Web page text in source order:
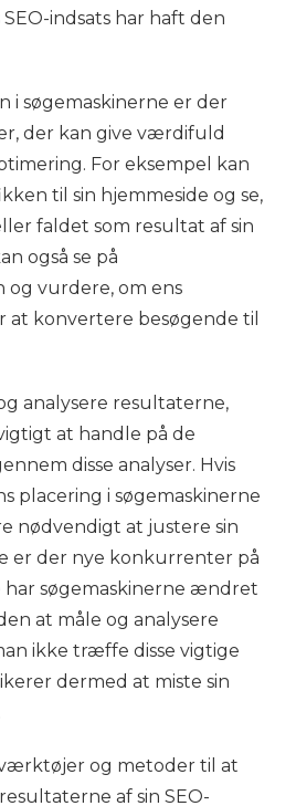
indsats har haft den
i søgemaskinerne er der
der kan give værdifuld
For eksempel kan
til sin hjemmeside og se,
faldet som resultat af sin
også se på
og vurdere, om ens
at konvertere besøgende til
analysere resultaterne,
at handle på de
disse analyser. Hvis
placering i søgemaskinerne
nødvendigt at justere sin
er der nye konkurrenter på
har søgemaskinerne ændret
at måle og analysere
ikke træffe disse vigtige
dermed at miste sin
og metoder til at
af sin SEO-